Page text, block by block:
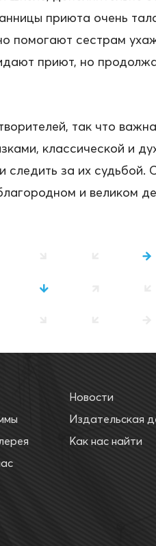
приюта очень
помогают сестрам
приют, но
так что
классической и
за их
и великом
Новости
Издательская
Как нас найти